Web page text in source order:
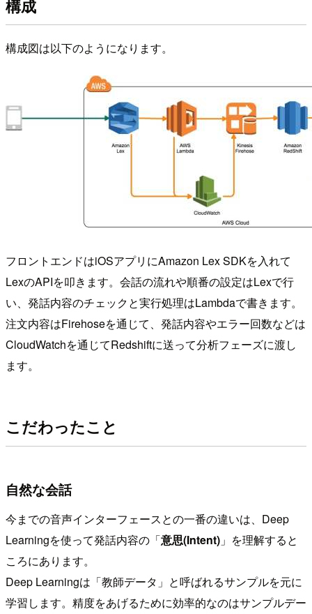
構成
構成図は以下のようになります。
フロントエンドはiOSアプリにAmazon Lex SDKを入れて
LexのAPIを叩きます。会話の流れや順番の設定はLexで行
い、発話内容のチェックと実行処理はLambdaで書きます。
注文内容はFirehoseを通じて、発話内容やエラー回数などは
CloudWatchを通じてRedshiftに送って分析フェーズに渡し
ます。
こだわったこと
自然な会話
今までの音声インターフェースとの一番の違いは、Deep
Learningを使って発話内容の「意思(Intent) 」を理解すると
ころにあります。
Deep Learningは「教師データ」と呼ばれるサンプルを元に
学習します。精度をあげるために効率的なのはサンプルデー